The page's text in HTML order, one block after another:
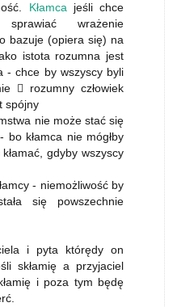
Kłamca jeśli chce
wrażenie
bazuje (opiera się) na
istota rozumna jest
- chce by wszyscy byli
 rozumny człowiek
spójny
nie może stać się
bo kłamca nie mógłby
gdyby wszyscy
- niemożliwość by
się powszechnie
i pyta którędy on
skłamię a przyjaciel
i poza tym będę